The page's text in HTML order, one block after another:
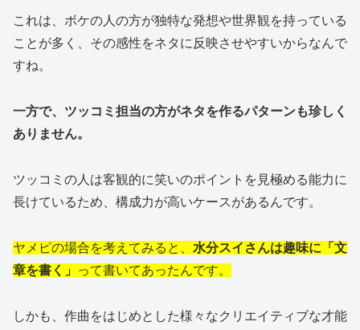
これは、ボケの人の方が独特な発想や世界観を持っている
ことが多く、その感性をネタに反映させやすいからなんで
すね。
一方で、ツッコミ担当の方がネタを作るパターンも珍しく
ありません。
ツッコミの人は客観的に笑いのポイントを見極める能力に
長けているため、構成力が高いケースがあるんです。
ヤメピの場合を考えてみると、 水分スイさんは趣味に「文
章を書く」
って書いてあったんです。
しかも、作曲をはじめとした様々なクリエイティブな才能